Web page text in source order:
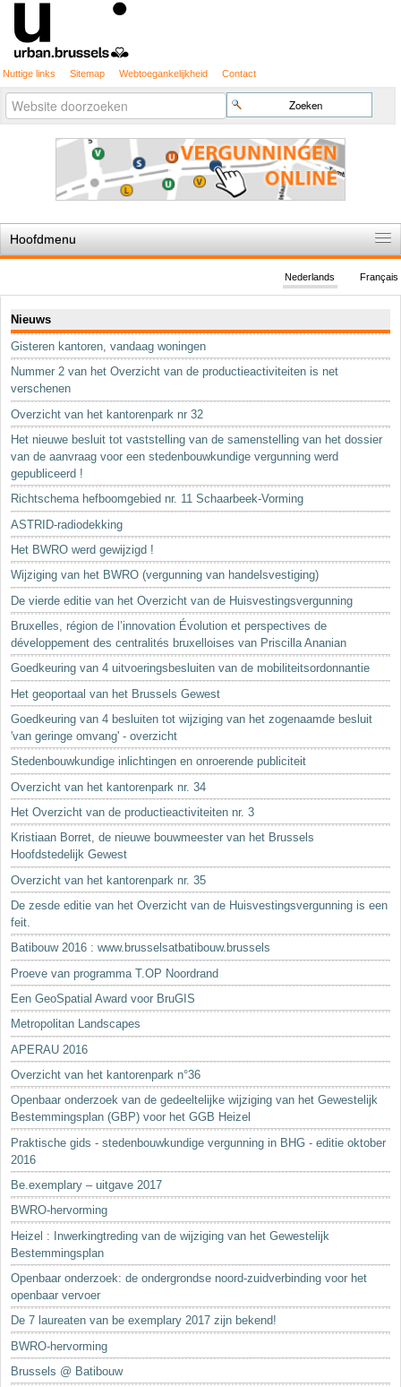
Nuttige links Sitemap Webtoegankelijkheid Contact
Zoek
Geavanceerd
zoeken...
Hoofdmenu
De spelregels
Stedenbouwkundige vergunning
Cartografie
Studies en publicaties
Sleutelwoorden
Stedenbouwkundige inlichtingen
Français
Nederlands
Nieuws
Gisteren kantoren, vandaag woningen
Nummer 2 van het Overzicht van de productieactiviteiten is net
verschenen
Overzicht van het kantorenpark nr 32
Het nieuwe besluit tot vaststelling van de samenstelling van het dossier
van de aanvraag voor een stedenbouwkundige vergunning werd
gepubliceerd !
Richtschema hefboomgebied nr. 11 Schaarbeek-Vorming
ASTRID-radiodekking
Het BWRO werd gewijzigd !
Wijziging van het BWRO (vergunning van handelsvestiging)
De vierde editie van het Overzicht van de Huisvestingsvergunning
Bruxelles, région de l’innovation Évolution et perspectives de
développement des centralités bruxelloises van Priscilla Ananian
Goedkeuring van 4 uitvoeringsbesluiten van de mobiliteitsordonnantie
Het geoportaal van het Brussels Gewest
Goedkeuring van 4 besluiten tot wijziging van het zogenaamde besluit
'van geringe omvang' - overzicht
Stedenbouwkundige inlichtingen en onroerende publiciteit
Overzicht van het kantorenpark nr. 34
Het Overzicht van de productieactiviteiten nr. 3
Kristiaan Borret, de nieuwe bouwmeester van het Brussels
Hoofdstedelijk Gewest
Overzicht van het kantorenpark nr. 35
De zesde editie van het Overzicht van de Huisvestingsvergunning is een
feit.
Batibouw 2016 : www.brusselsatbatibouw.brussels
Proeve van programma T.OP Noordrand
Een GeoSpatial Award voor BruGIS
Metropolitan Landscapes
APERAU 2016
Overzicht van het kantorenpark n°36
Openbaar onderzoek van de gedeeltelijke wijziging van het Gewestelijk
Bestemmingsplan (GBP) voor het GGB Heizel
Praktische gids - stedenbouwkundige vergunning in BHG - editie oktober
2016
Be.exemplary – uitgave 2017
BWRO-hervorming
Heizel : Inwerkingtreding van de wijziging van het Gewestelijk
Bestemmingsplan
Openbaar onderzoek: de ondergrondse noord-zuidverbinding voor het
openbaar vervoer
De 7 laureaten van be exemplary 2017 zijn bekend!
BWRO-hervorming
Brussels @ Batibouw